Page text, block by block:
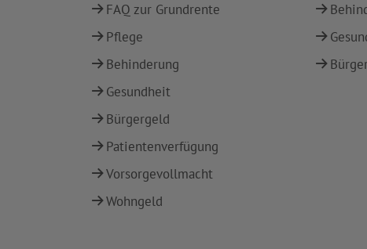
FAQ zur Grundrente
Pflege
Behinderung
Gesundheit
Bürgergeld
Patientenverfügung
Vorsorgevollmacht
Wohngeld